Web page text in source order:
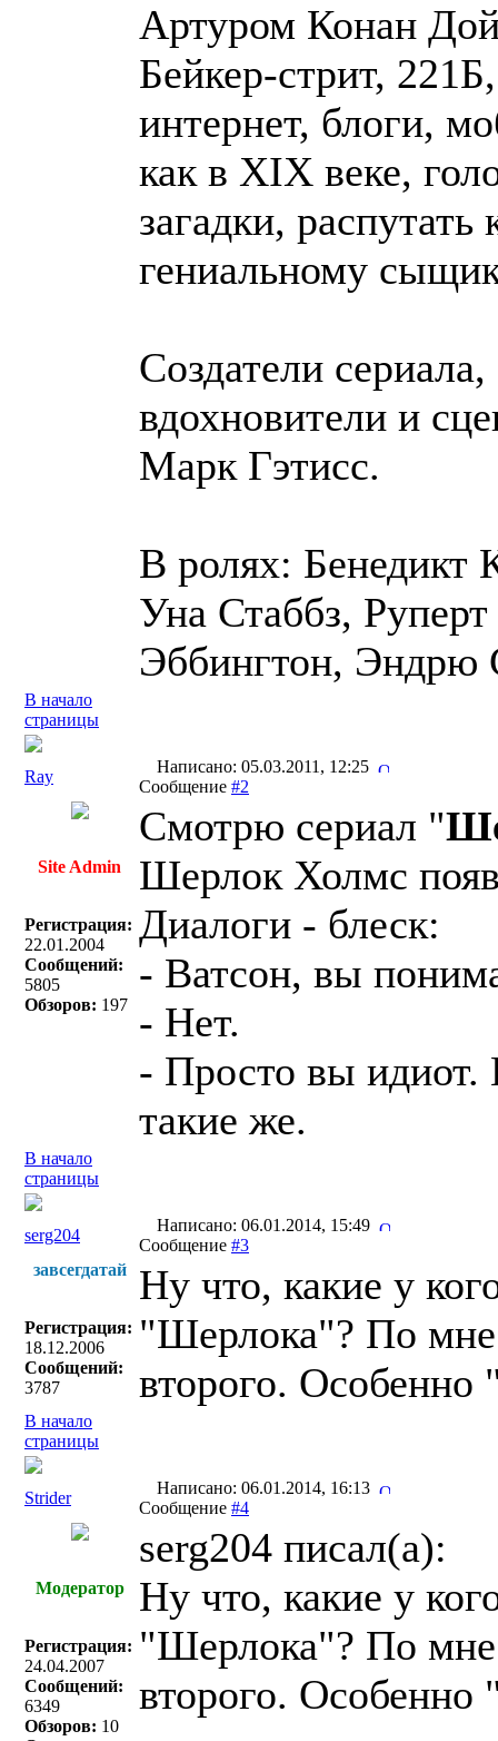
Артуром Конан
Бейкер-стрит,
интернет, блоги,
как в XIX веке,
загадки,
гениальному
Создатели
вдохновители и
Марк Гэтисс.
В ролях: Бенедикт
Уна Стаббз,
Эббингтон, Эндрю
В начало
страницы
Ray
Написано: 05.03.2011, 12:25
Сообщение #2
Site Admin
Регистрация:
22.01.2004
Сообщений:
5805
Обзоров: 197
Смотрю сериал "
Шерлок Холмс
Диалоги - блеск:
- Ватсон, вы
- Нет.
- Просто вы идиот.
такие же.
В начало
страницы
serg204
Написано: 06.01.2014, 15:49
Сообщение #3
завсегдатай
Регистрация:
18.12.2006
Сообщений:
3787
Ну что, какие у
"Шерлока"? По мне
второго. Особенно
В начало
страницы
Strider
Написано: 06.01.2014, 16:13
Сообщение #4
Модератор
Регистрация:
24.04.2007
Сообщений:
6349
Обзоров: 10
serg204 писал(a):
Ну что, какие у
"Шерлока"? По мне
второго. Особенно